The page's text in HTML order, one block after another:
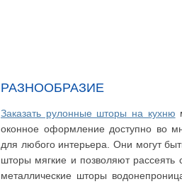
РАЗНООБРАЗИЕ
Заказать рулонные шторы на кухню
оконное оформление доступно во
для любого интерьера. Они могут
шторы мягкие и позволяют
металлические шторы